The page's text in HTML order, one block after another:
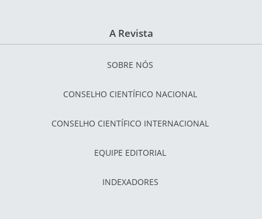
A Revista
SOBRE NÓS
CONSELHO CIENTÍFICO NACIONAL
CONSELHO CIENTÍFICO INTERNACIONAL
EQUIPE EDITORIAL
INDEXADORES